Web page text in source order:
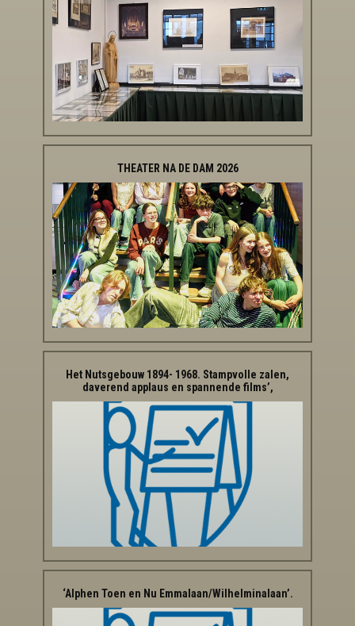
THEATER NA DE DAM 2026
Het Nutsgebouw 1894- 1968. Stampvolle zalen,
daverend applaus en spannende films’,
‘Alphen Toen en Nu Emmalaan/Wilhelminalaan’.